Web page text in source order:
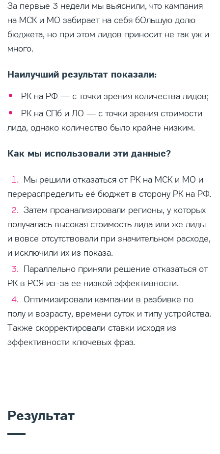
За первые 3 недели мы выяснили, что кампания
на МСК и МО забирает на себя бОльшую долю
бюджета, но при этом лидов приносит не так уж и
много.
Наилучший результат показали:
РК на РФ — с точки зрения количества лидов;
РК на СПб и ЛО — с точки зрения стоимости
лида, однако количество было крайне низким.
Как мы использовали эти данные?
Мы решили отказаться от РК на МСК и МО и
перераспределить её бюджет в сторону РК на РФ.
Затем проанализировали регионы, у которых
получалась высокая стоимость лида или же лиды
и вовсе отсутствовали при значительном расходе,
и исключили их из показа.
Параллельно приняли решение отказаться от
РК в РСЯ из-за ее низкой эффективности.
Оптимизировали кампании в разбивке по
полу и возрасту, времени суток и типу устройства.
Также скорректировали ставки исходя из
эффективности ключевых фраз.
Результат